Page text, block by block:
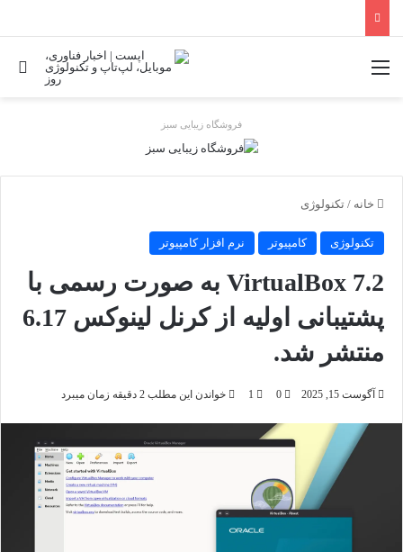
منو
فروشگاه زیبایی سبز
خانه / تکنولوژی
تکنولوژی کامپیوتر نرم افزار کامپیوتر
VirtualBox 7.2 به صورت رسمی با
پشتیبانی اولیه از کرنل لینوکس 6.17
منتشر شد.
آگوست 15, 2025 0
1 خواندن این مطلب 2 دقیقه زمان میبرد